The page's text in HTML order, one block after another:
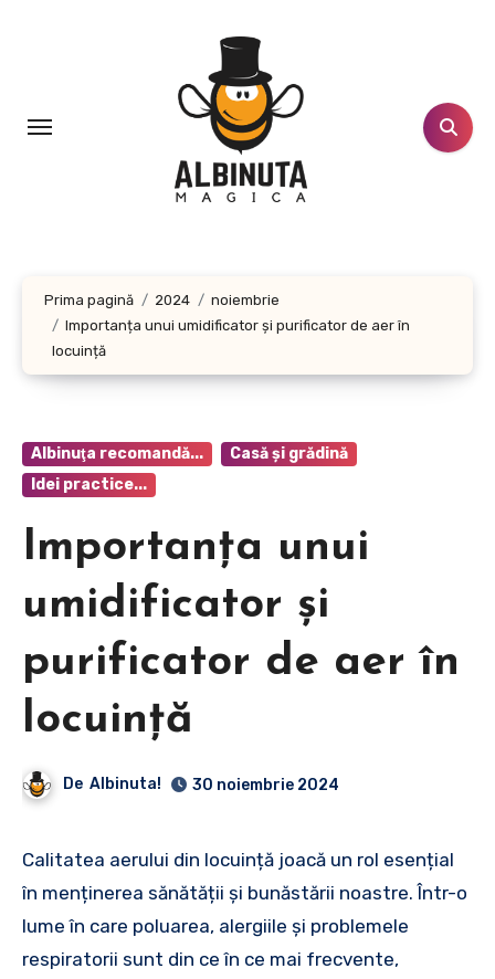
Prima pagină 2024
noiembrie
Importanța unui umidificator și purificator de aer în
locuință
Albinuţa recomandă...
Casă şi grădină
Idei practice...
Importanța unui
umidificator și
purificator de aer în
locuință
De Albinuta! 30 noiembrie 2024
Calitatea aerului din locuință joacă un rol esențial
în menținerea sănătății și bunăstării noastre. Într-o
lume în care poluarea, alergiile și problemele
respiratorii sunt din ce în ce mai frecvente,